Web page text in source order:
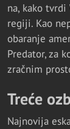
na, kako
regiji. Kao
obaranje
Predator, za
zračnim
Treće
Najnovija